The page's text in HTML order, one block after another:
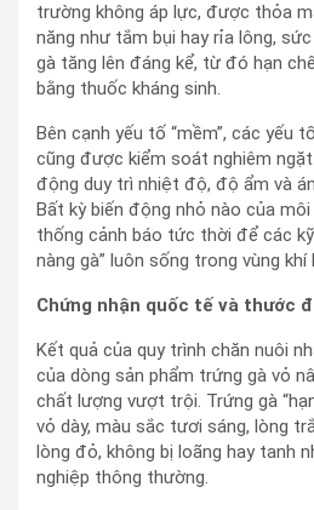
trường không áp lực, được thỏa
năng như tắm bụi hay rỉa lông,
gà tăng lên đáng kể, từ đó hạn
bằng thuốc kháng sinh.
Bên cạnh yếu tố “mềm”, các yếu
cũng được kiểm soát nghiêm
động duy trì nhiệt độ, độ ẩm và
Bất kỳ biến động nhỏ nào của
thống cảnh báo tức thời để các
nàng gà” luôn sống trong vùng
Chứng nhận quốc tế và thước
Kết quả của quy trình chăn nuôi
của dòng sản phẩm trứng gà vỏ
chất lượng vượt trội. Trứng gà
vỏ dày, màu sắc tươi sáng, lòng
lòng đỏ, không bị loãng hay tanh
nghiệp thông thường.